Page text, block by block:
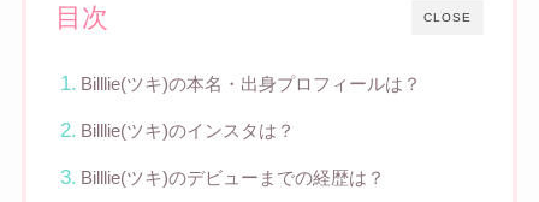
CLOSE
目次
Billlie(ツキ)の本名・出身プロフィールは？
Billlie(ツキ)のインスタは？
Billlie(ツキ)のデビューまでの経歴は？